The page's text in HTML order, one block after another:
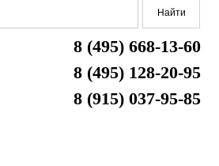
8 (495) 668-13-60
8 (495) 128-20-95
8 (915) 037-95-85